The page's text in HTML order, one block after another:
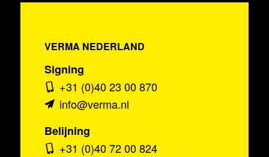
VERMA NEDERLAND
Signing
+31 (0)40 23 00 870
info@verma.nl
Belijning
+31 (0)40 72 00 824